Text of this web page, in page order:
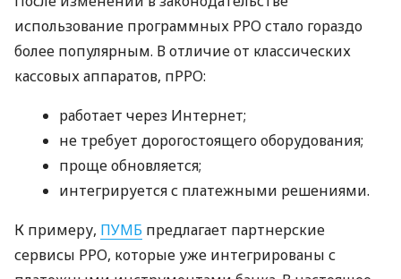
использование программных РРО стало гораздо
более популярным. В отличие от классических
кассовых аппаратов, пРРО:
работает через Интернет;
не требует дорогостоящего оборудования;
проще обновляется;
интегрируется с платежными решениями.
К примеру, ПУМБ предлагает партнерские
сервисы РРО, которые уже интегрированы с